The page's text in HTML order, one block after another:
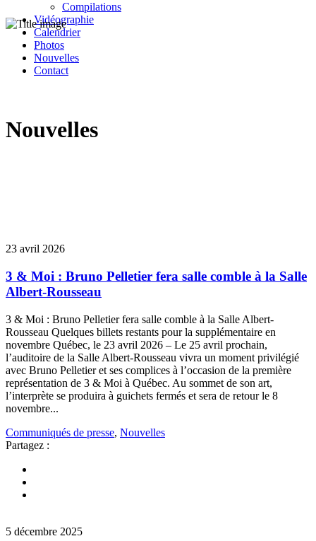
Compilations
Vidéographie
Calendrier
Photos
Nouvelles
Contact
Nouvelles
23 avril 2026
3 & Moi : Bruno Pelletier fera salle comble à la Salle
Albert-Rousseau
3 & Moi : Bruno Pelletier fera salle comble à la Salle Albert-
Rousseau Quelques billets restants pour la supplémentaire en
novembre Québec, le 23 avril 2026 – Le 25 avril prochain,
l’auditoire de la Salle Albert-Rousseau vivra un moment privilégié
avec Bruno Pelletier et ses complices à l’occasion de la première
représentation de 3 & Moi à Québec. Au sommet de son art,
l’interprète se produira à guichets fermés et sera de retour le 8
novembre...
Communiqués de presse, Nouvelles
Partagez :
5 décembre 2025